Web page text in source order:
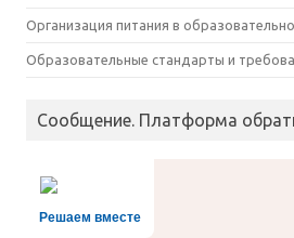
Организация питания в
Образовательные стандарты и
Сообщение. Платформа
Решаем вместе